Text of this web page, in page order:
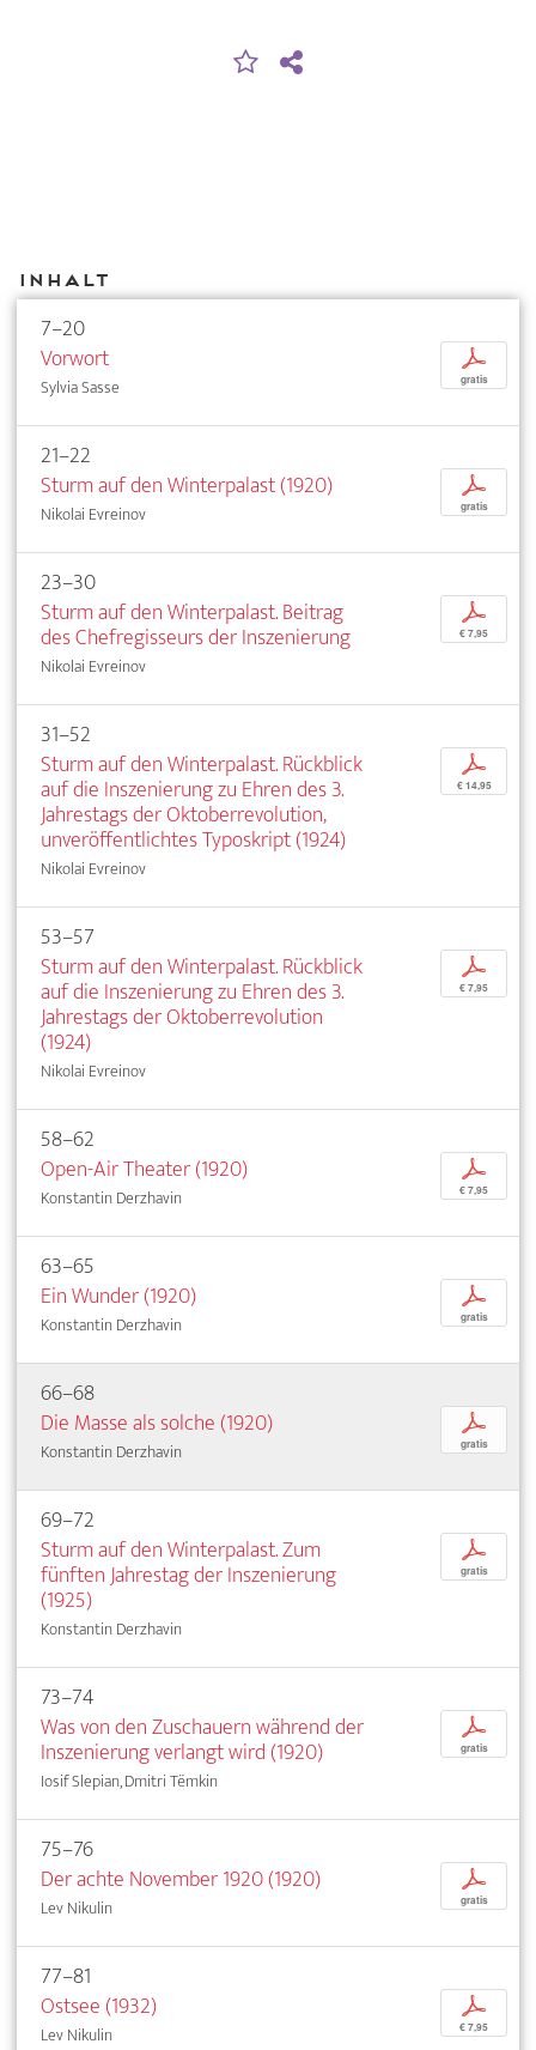
Inhalt
7–20
Vorwort
Sylvia Sasse
p
gratis
21–22
Sturm auf den Winterpalast (1920)
Nikolai Evreinov
p
gratis
23–30
Sturm auf den Winterpalast. Beitrag
des Chefregisseurs der Inszenierung
Nikolai Evreinov
p
€ 7,95
31–52
Sturm auf den Winterpalast. Rückblick
auf die Inszenierung zu Ehren des 3.
Jahrestags der Oktoberrevolution,
unveröffentlichtes Typoskript (1924)
Nikolai Evreinov
p
€ 14,95
53–57
Sturm auf den Winterpalast. Rückblick
auf die Inszenierung zu Ehren des 3.
Jahrestags der Oktoberrevolution
(1924)
Nikolai Evreinov
p
€ 7,95
58–62
Open-Air Theater (1920)
Konstantin Derzhavin
p
€ 7,95
63–65
Ein Wunder (1920)
Konstantin Derzhavin
p
gratis
66–68
Die Masse als solche (1920)
Konstantin Derzhavin
p
gratis
69–72
Sturm auf den Winterpalast. Zum
fünften Jahrestag der Inszenierung
(1925)
Konstantin Derzhavin
p
gratis
73–74
Was von den Zuschauern während der
Inszenierung verlangt wird (1920)
Iosif Slepian, Dmitri Tëmkin
p
gratis
75–76
Der achte November 1920 (1920)
Lev Nikulin
p
gratis
77–81
Ostsee (1932)
Lev Nikulin
p
€ 7,95